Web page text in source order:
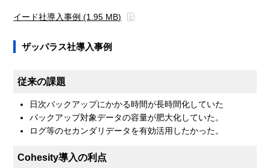
イード社導入事例 (1.95 MB)
ザッパラス社導入事例
従来の課題
日次バックアップにかかる時間が長時間化していた
バックアップ対象データの容量が肥大化していた。
ログ等のセカンダリデータを有効活用したかった。
Cohesity導入の利点